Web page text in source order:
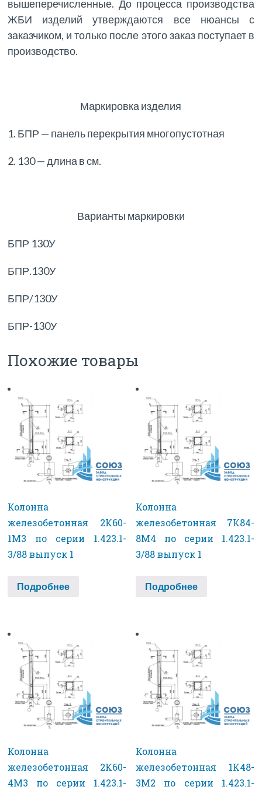
вышеперечисленные. До процесса производства
ЖБИ изделий утверждаются все нюансы с
заказчиком, и только после этого заказ поступает в
производство.
Маркировка изделия
1. БПР — панель перекрытия многопустотная
2. 130 — длина в см.
Варианты маркировки
БПР 130У
БПР.130У
БПР/130У
БПР-130У
Похожие товары
Колонна
железобетонная 2К60-
1М3 по серии 1.423.1-
3/88 выпуск 1
Подробнее
Колонна
железобетонная 7К84-
8М4 по серии 1.423.1-
3/88 выпуск 1
Подробнее
Колонна
железобетонная 2К60-
4М3 по серии 1.423.1-
Колонна
железобетонная 1К48-
3М2 по серии 1.423.1-